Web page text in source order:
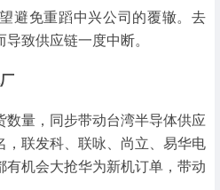
避免重蹈中兴公司的覆辙。去
致供应链一度中断。
数量，同步带动台湾半导体供应
，联发科、联咏、尚立、易华电
有机会大抢华为新机订单，带动